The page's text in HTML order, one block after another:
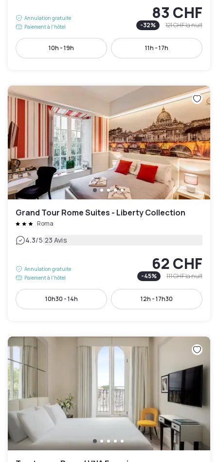
Annulation gratuite
Paiement à l'hôtel
83 CHF
-32% 121 CHFla nuit
10h - 19h 11h - 17h
Grand Tour Rome Suites - Liberty Collection
Roma
4.3/5|23 Avis
Annulation gratuite
Paiement à l'hôtel
62 CHF
-45% 111 CHFla nuit
10h30 - 14h 12h - 17h30